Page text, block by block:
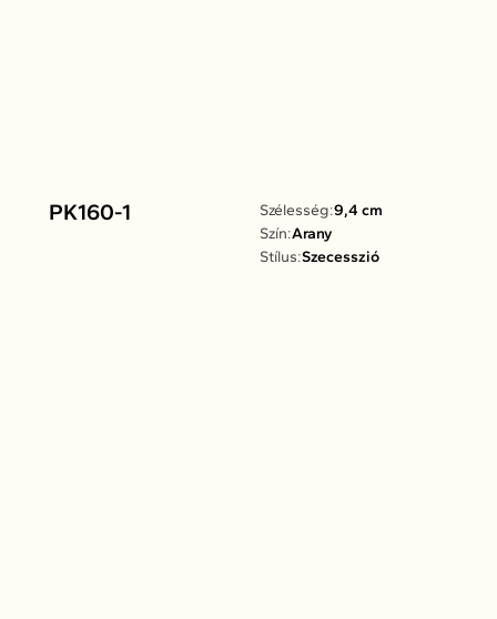
PK160-1 Szélesség:9,4 cm
Szín:Arany
Stílus:Szecesszió